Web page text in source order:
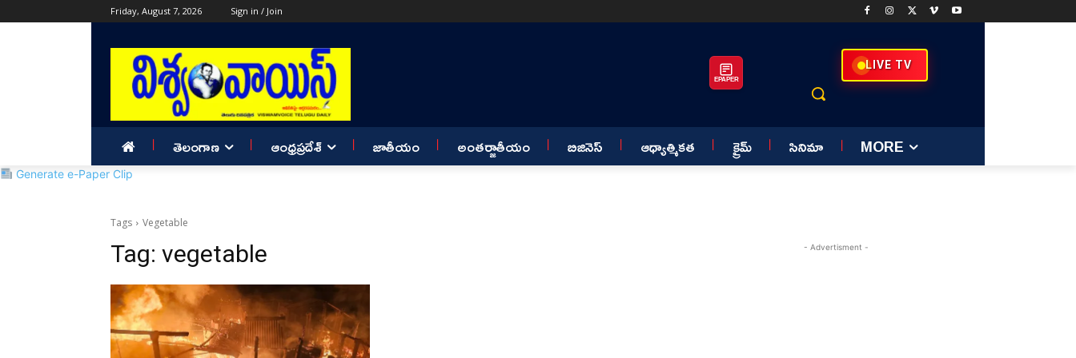
Friday, August 7, 2026 Sign in / Join
EPAPER
LIVE TV
తెలంగాణ ఆంధ్రప్రదేశ్ జాతీయం అంతర్జాతీయం బిజినెస్ ఆధ్యాత్మికత క్రైమ్ సినిమా MORE
Generate e-Paper Clip
Tags Vegetable
Tag: vegetable - Advertisment -